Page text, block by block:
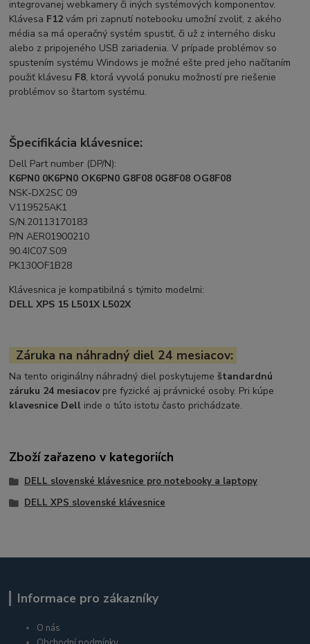
integrovanej webkamery či iných systémových komponentov.
Klávesa F12 vám pri zapnutí notebooku umožní zvoliť, z akého
média sa má operačný systém spustiť, či už z interného disku
alebo z pripojeného USB zariadenia. V prípade problémov so
spustením systému Windows je možné ešte pred jeho načítaním
použiť klávesu F8, ktorá vyvolá ponuku možností pre riešenie
problémov so štartom systému.
Špecifikácia klávesnice:
Dell Part number (DP/N):
K6PN0 0K6PN0 OK6PN0 G8F08 0G8F08 OG8F08
NSK-DX2SC 09
V119525AK1
S/N.20113170183
P/N AER01900210
90.4IC07.S09
PK130OF1B28
Klávesnica je kompatibilná s týmito modelmi:
DELL XPS 15 L501X L502X
Záruka na náhradný diel 24 mesiacov:
Na tento originálny náhradný diel poskytujeme štandardnú
záruku 24 mesiacovpre fyzické aj právnické osoby. Pri kúpe
klavesnice Dell inde o túto istotu často prichádzate.
Zboží zařazeno v kategoriích
DELL slovenské klávesnice pro notebooky a laptopy
DELL XPS slovenské klávesnice
Informace pro zákazníky
O nás